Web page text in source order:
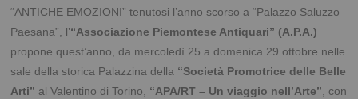
“ANTICHE EMOZIONI” tenutosi l’anno scorso a “Palazzo Saluzzo
Paesana”, l’“Associazione Piemontese Antiquari” (A.P.A.)
propone quest’anno, da mercoledì 25 a domenica 29 ottobre nelle
sale della storica Palazzina della “Società Promotrice delle Belle
Arti” al Valentino di Torino, “APA/RT – Un viaggio nell’Arte” , con